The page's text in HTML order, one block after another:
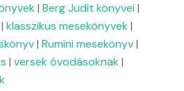
| Berg Judit könyvei |
| klasszikus mesekönyvek |
| Rumini mesekönyv|
| versek óvodásoknak |